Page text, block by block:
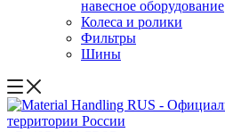
навесное оборудование
Колеса и ролики
Фильтры
Шины